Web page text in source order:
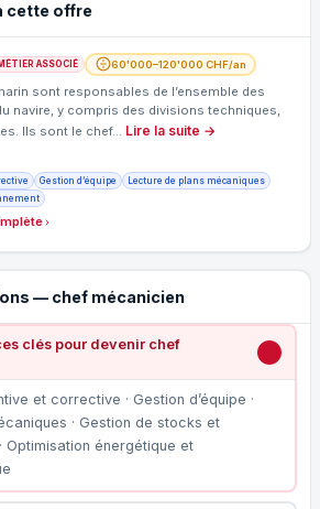
cette offre
MÉTIER ASSOCIÉ 60'000–120'000 CHF/an
sont responsables de l’ensemble des
navire, y compris des divisions techniques,
Ils sont le chef… Lire la suite →
Gestion d’équipe
Lecture de plans mécaniques
— chef mécanicien
clés pour devenir chef
et corrective · Gestion d’équipe ·
· Gestion de stocks et
Optimisation énergétique et